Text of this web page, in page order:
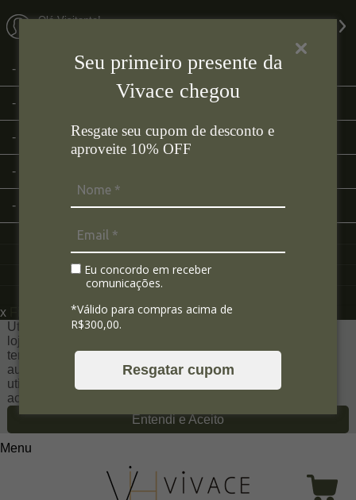
Seu primeiro presente da
Vivace chegou
Resgate seu cupom de desconto e
aproveite 10% OFF
Eu concordo em receber
comunicações.
*Válido para compras acima de
R$300,00.
Resgatar cupom
Olá Visitante!
Página Inicial
Como Comprar
Lista de Presentes
x
Filtre sua Pesquisa:
Utilizamos seus dados para analisar e personalizar nossa
loja virtual durante a sua navegação e em serviços de
terceiros parceiros. Ao navegar pela loja virtual, você nos
autoriza a coletar tais informações através do cookies e
utilizá-las para estas finalidades. Em caso de dúvidas,
acesse nossa
Entendi e Aceito
Menu